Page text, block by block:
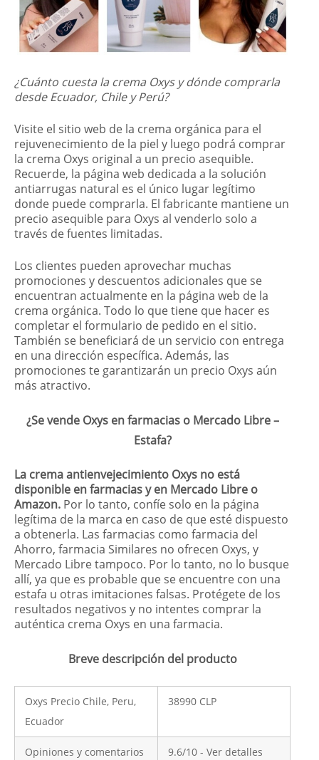
¿Cuánto cuesta la crema Oxys y dónde comprarla
desde Ecuador, Chile y Perú?
Visite el sitio web de la crema orgánica para el
rejuvenecimiento de la piel y luego podrá comprar
la crema Oxys original a un precio asequible.
Recuerde, la página web dedicada a la solución
antiarrugas natural es el único lugar legítimo
donde puede comprarla. El fabricante mantiene un
precio asequible para Oxys al venderlo solo a
través de fuentes limitadas.
Los clientes pueden aprovechar muchas
promociones y descuentos adicionales que se
encuentran actualmente en la página web de la
crema orgánica. Todo lo que tiene que hacer es
completar el formulario de pedido en el sitio.
También se beneficiará de un servicio con entrega
en una dirección específica. Además, las
promociones te garantizarán un precio Oxys aún
más atractivo.
¿Se vende Oxys en farmacias o Mercado Libre –
Estafa?
La crema antienvejecimiento Oxys no está
disponible en farmacias y en Mercado Libre o
Amazon. Por lo tanto, confíe solo en la página
legítima de la marca en caso de que esté dispuesto
a obtenerla. Las farmacias como farmacia del
Ahorro, farmacia Similares no ofrecen Oxys, y
Mercado Libre tampoco. Por lo tanto, no lo busque
allí, ya que es probable que se encuentre con una
estafa u otras imitaciones falsas. Protégete de los
resultados negativos y no intentes comprar la
auténtica crema Oxys en una farmacia.
Breve descripción del producto
Oxys Precio Chile, Peru,
Ecuador
38990 CLP
Opiniones y comentarios 9.6/10 - Ver detalles